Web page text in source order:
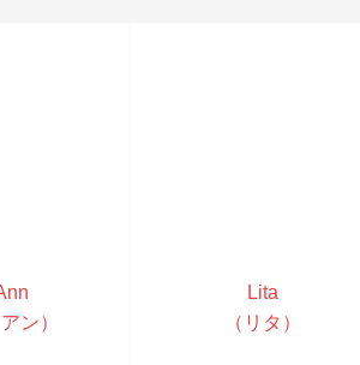
ン）
Lita
（リタ）